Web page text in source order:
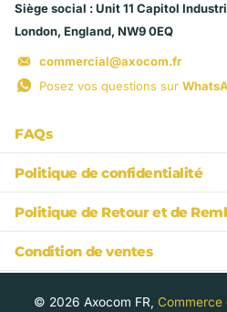
FAQs
Politique de confidentialité
Politique de Retour et de
Condition de ventes
Siège social : Unit 11 Capitol
London, England, NW9 0EQ
commercial@axocom.fr
Posez vos questions sur
© 2026 Axocom FR, Commerce